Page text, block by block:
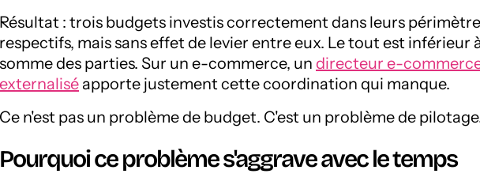
Résultat : trois budgets investis correctement dans leurs
respectifs, mais sans effet de levier entre eux. Le tout est inférieur
somme des parties. Sur un e-commerce, un directeur e-
externalisé apporte justement cette coordination qui manque.
Ce n'est pas un problème de budget. C'est un problème de
Pourquoi ce problème s'aggrave avec le temps